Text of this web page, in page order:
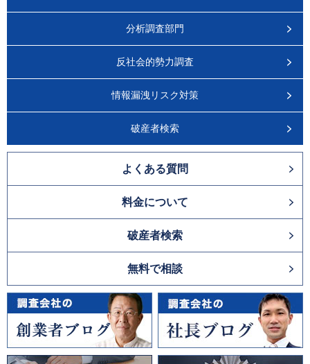
分析調査部門
反社会的勢力調査
情報漏洩リスク対策
破産者検索
よくある質問
料金について
破産者検索
無料で相談